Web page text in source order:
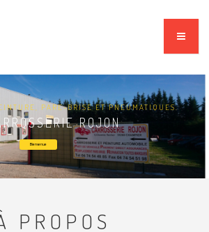
PARE-BRISE ET PNEUMATIQUES.
ROJON
Bienvenue
PROPOS